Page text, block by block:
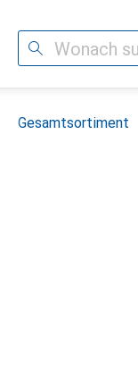
Suche
Gesamtsortiment